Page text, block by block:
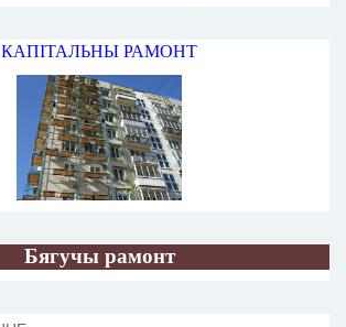
КАПІТАЛЬНЫ РАМОНТ
Бягучы рамонт